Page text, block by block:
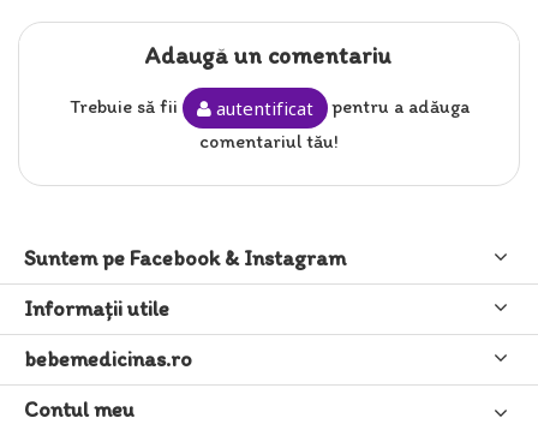
Adaugă un comentariu
Trebuie să fii autentificat
pentru a adăuga
comentariul tău!
Suntem pe Facebook & Instagram
Informaţii utile
bebemedicinas.ro
Contul meu